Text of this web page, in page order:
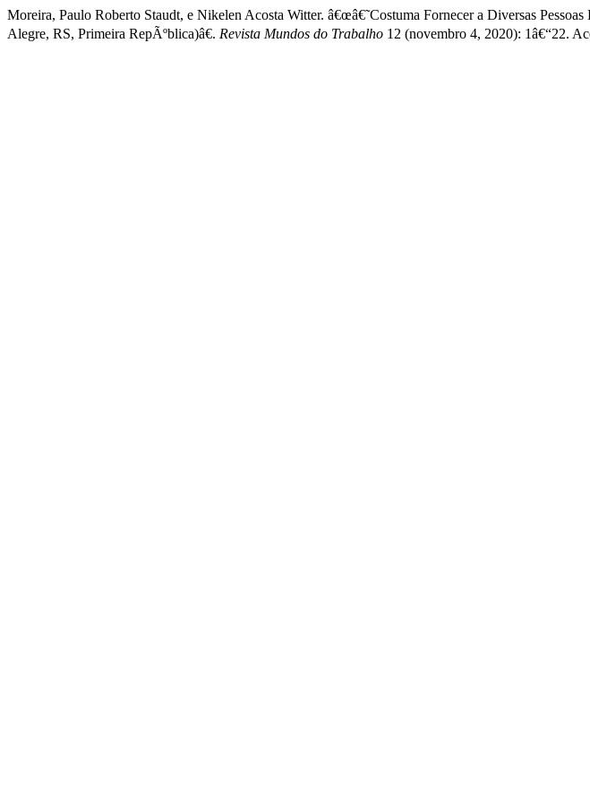
Moreira, Paulo Roberto Staudt, e Nikelen Acosta Witter. â€œâ€˜Costuma Fornecer a Diversas
Alegre, RS, Primeira RepÃºblica)â€. Revista Mundos do Trabalho 12 (novembro 4, 2020): 1â€“22.